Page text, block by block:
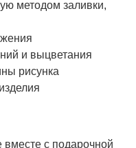
методом заливки,
и выцветания
рисунка
вместе с подарочной